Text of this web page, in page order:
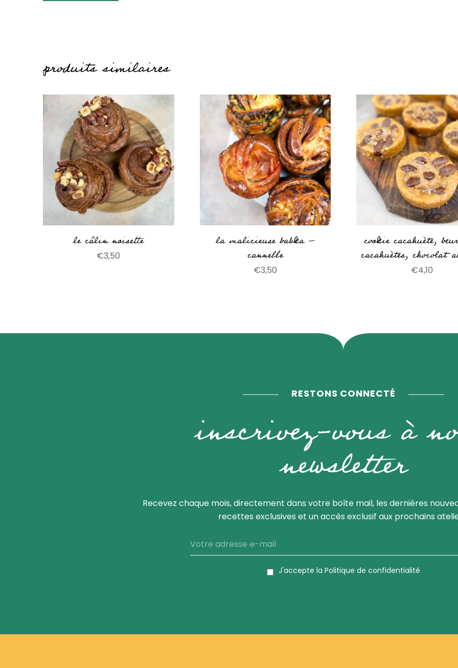
produits similaires
le câlin noisette
€3,50
la malicieuse babka –
cannelle
€3,50
cookie cacahuète,
cacahuètes, chocolat
€4,10
RESTONS CONNECTÉ
inscrivez-vous à
newsletter
Recevez chaque mois, directement dans votre boîte mail, les dernières
recettes exclusives et un accès exclusif aux prochains
J'accepte la Politique de confidentialité